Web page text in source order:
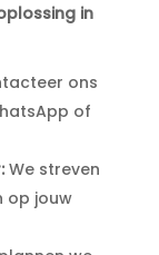
in
ons
of
We streven
op jouw